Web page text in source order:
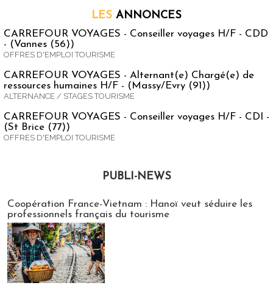
LES ANNONCES
CARREFOUR VOYAGES - Conseiller voyages H/F - CDD
- (Vannes (56))
OFFRES D'EMPLOI TOURISME
CARREFOUR VOYAGES - Alternant(e) Chargé(e) de
ressources humaines H/F - (Massy/Evry (91))
ALTERNANCE / STAGES TOURISME
CARREFOUR VOYAGES - Conseiller voyages H/F - CDI -
(St Brice (77))
OFFRES D'EMPLOI TOURISME
PUBLI-NEWS
Coopération France-Vietnam : Hanoï veut séduire les
professionnels français du tourisme